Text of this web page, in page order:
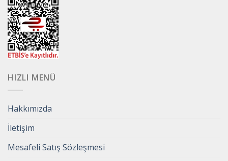
HIZLI MENÜ
Hakkımızda
İletişim
Mesafeli Satış Sözleşmesi